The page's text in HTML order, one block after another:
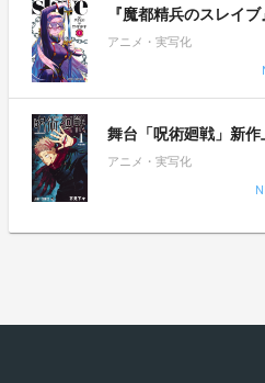
『魔都精兵のスレイ
アニメ・実写化
舞台「呪術廻戦」新作
アニメ・実写化